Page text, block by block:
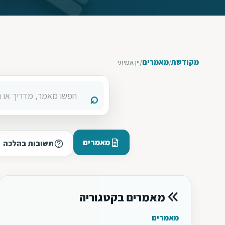
מקודשת/מאמרים/יין אמיתי
מאמרים תשובות בהלכה
מאמרים בקטגוריה
מאמרים